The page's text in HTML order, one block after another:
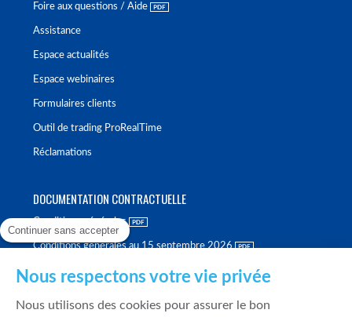
Foire aux questions / Aide
Assistance
Espace actualités
Espace webinaires
Formulaires clients
Outil de trading ProRealTime
Réclamations
DOCUMENTATION CONTRACTUELLE
Conditions générales
Conditions générales au 15 septembre 2026
Continuer sans accepter
Nous respectons votre vie privée
Nous utilisons des cookies pour assurer le bon